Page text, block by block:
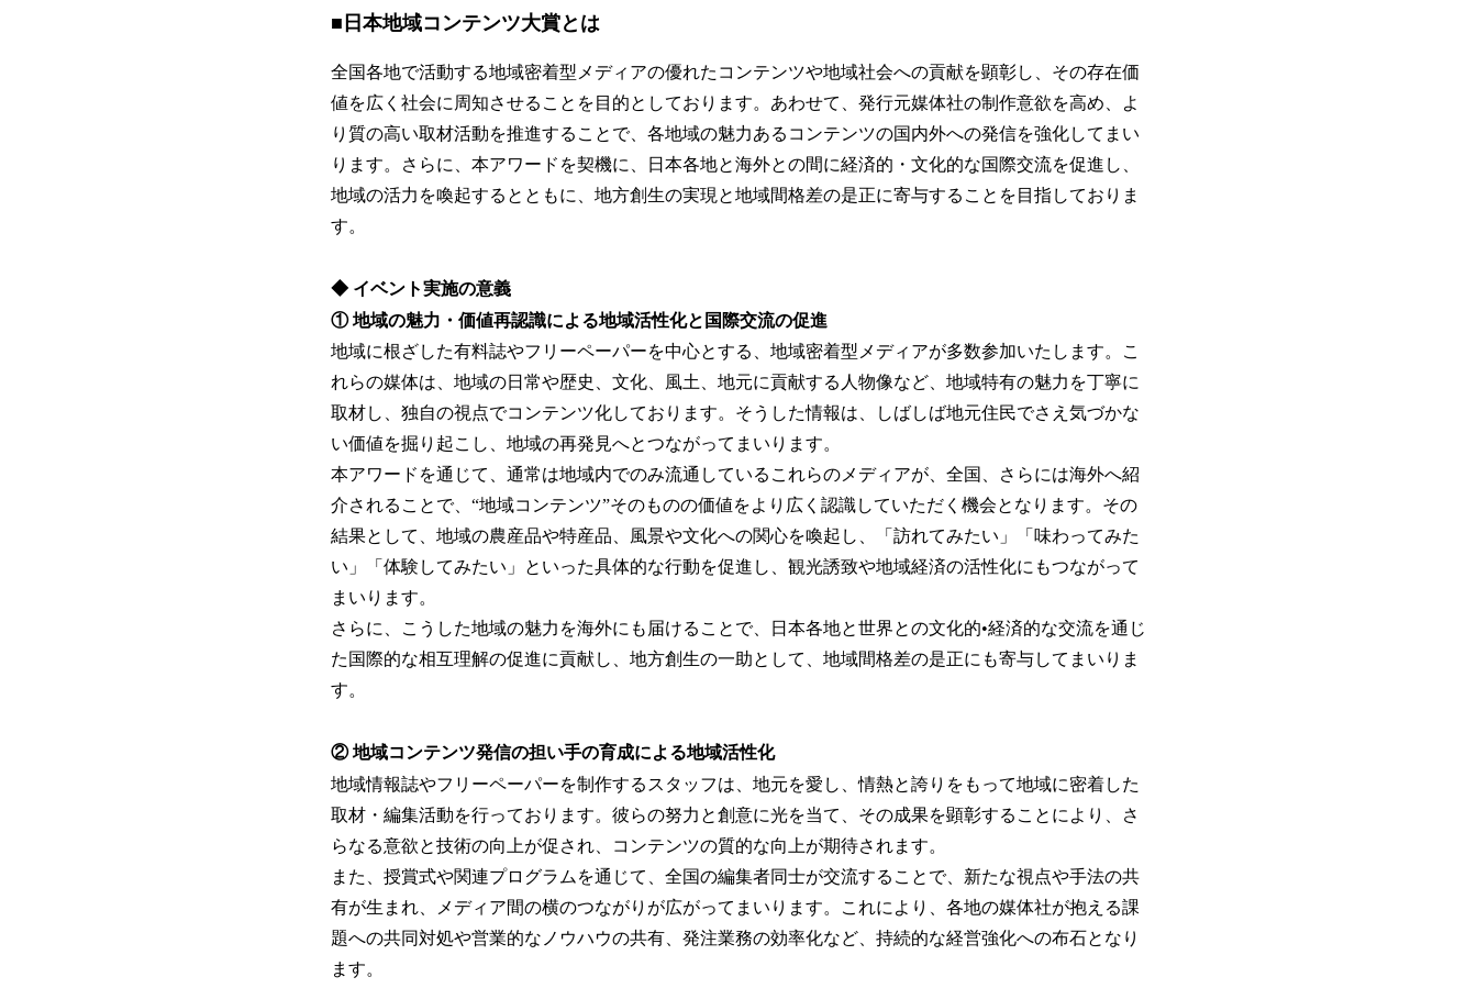
■日本地域コンテンツ大賞とは
全国各地で活動する地域密着型メディアの優れたコンテンツや地域社会への貢献を顕彰し、その存在価
値を広く社会に周知させることを⽬的としております。あわせて、発⾏元媒体社の制作意欲を⾼め、よ
り質の⾼い取材活動を推進することで、各地域の魅⼒あるコンテンツの国内外への発信を強化してまい
ります。さらに、本アワードを契機に、⽇本各地と海外との間に経済的・⽂化的な国際交流を促進し、
地域の活⼒を喚起するとともに、地⽅創⽣の実現と地域間格差の是正に寄与することを⽬指しておりま
す。
◆ イベント実施の意義
① 地域の魅⼒・価値再認識による地域活性化と国際交流の促進
地域に根ざした有料誌やフリーペーパーを中⼼とする、地域密着型メディアが多数参加いたします。こ
れらの媒体は、地域の⽇常や歴史、⽂化、⾵⼟、地元に貢献する⼈物像など、地域特有の魅⼒を丁寧に
取材し、独⾃の視点でコンテンツ化しております。そうした情報は、しばしば地元住⺠でさえ気づかな
い価値を掘り起こし、地域の再発⾒へとつながってまいります。
本アワードを通じて、通常は地域内でのみ流通しているこれらのメディアが、全国、さらには海外へ紹
介されることで、“地域コンテンツ”そのものの価値をより広く認識していただく機会となります。その
結果として、地域の農産品や特産品、⾵景や⽂化への関⼼を喚起し、「訪れてみたい」「味わってみた
い」「体験してみたい」といった具体的な⾏動を促進し、観光誘致や地域経済の活性化にもつながって
まいります。
さらに、こうした地域の魅⼒を海外にも届けることで、日本各地と世界との文化的•経済的な交流を通じ
た国際的な相互理解の促進に貢献し、地⽅創⽣の⼀助として、地域間格差の是正にも寄与してまいりま
す。
② 地域コンテンツ発信の担い⼿の育成による地域活性化
地域情報誌やフリーペーパーを制作するスタッフは、地元を愛し、情熱と誇りをもって地域に密着した
取材・編集活動を⾏っております。彼らの努⼒と創意に光を当て、その成果を顕彰することにより、さ
らなる意欲と技術の向上が促され、コンテンツの質的な向上が期待されます。
また、授賞式や関連プログラムを通じて、全国の編集者同⼠が交流することで、新たな視点や⼿法の共
有が⽣まれ、メディア間の横のつながりが広がってまいります。これにより、各地の媒体社が抱える課
題への共同対処や営業的なノウハウの共有、発注業務の効率化など、持続的な経営強化への布⽯となり
ます。